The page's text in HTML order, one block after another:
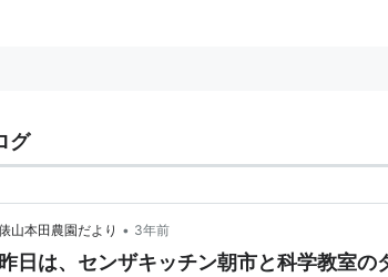
グ
山本田農園だより • 3年前
昨日は、センザキッチン朝市と科学教室の